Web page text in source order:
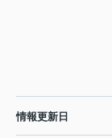
情報更新日